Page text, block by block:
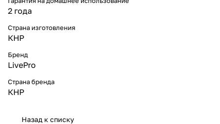
2 года
Страна изготовления
КНР
Бренд
LivePro
Страна бренда
КНР
Назад к списку